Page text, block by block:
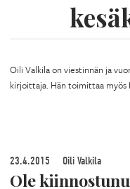
Oili Valkila on viestinnän ja
kirjoittaja. Hän toimittaa myös
23.4.2015 Oili Valkila
Ole